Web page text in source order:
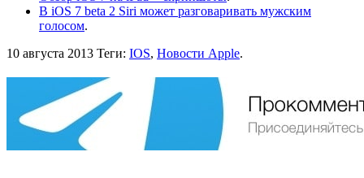
В iOS 7 beta 2 Siri может разговаривать мужским
голосом.
10 августа 2013 Теги: IOS, Новости Apple.